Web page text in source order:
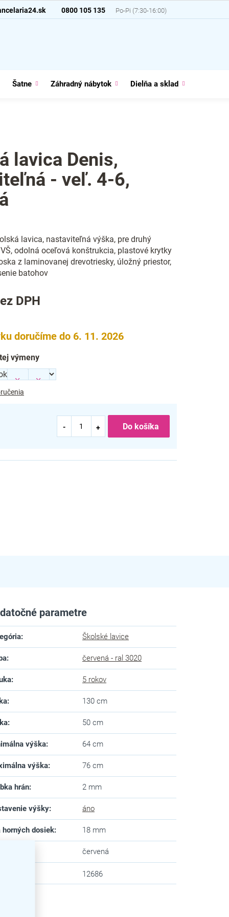
0800 105 135
Šatne Záhradný nábytok Dielňa a sklad
lavica Denis,
- veľ. 4-6,
lavica, nastaviteľná výška, pre druhý
odolná oceľová konštrukcia, plastové krytky
z laminovanej drevotriesky, úložný priestor,
batohov
DPH
doručíme do 6. 11. 2026
výmeny
Do košíka
parametre
: Školské lavice
: červená - ral 3020
: 5 rokov
: 130 cm
: 50 cm
výška: 64 cm
výška: 76 cm
hrán: 2 mm
výšky: áno
horných dosiek: 18 mm
červená
12686